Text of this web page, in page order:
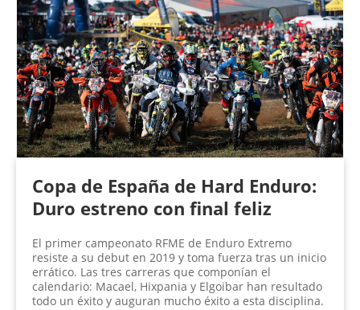
Copa de España de Hard Enduro:
Duro estreno con final feliz
El primer campeonato RFME de Enduro Extremo
resiste a su debut en 2019 y toma fuerza tras un inicio
errático. Las tres carreras que componían el
calendario: Macael, Hixpania y Elgoibar han resultado
todo un éxito y auguran mucho éxito a esta disciplina.